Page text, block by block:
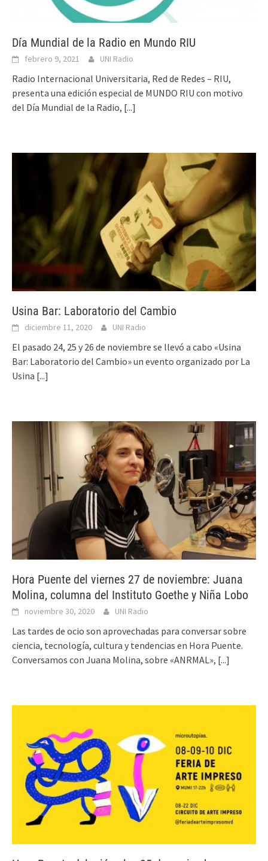
Día Mundial de la Radio en Mundo RIU
febrero 9, 2021 UNI Radio
Radio Internacional Universitaria, Red de Redes – RIU,
presenta una edición especial de MUNDO RIU con motivo
del Día Mundial de la Radio, [...]
Usina Bar: Laboratorio del Cambio
diciembre 11, 2020 UNI Radio
El pasado 24, 25 y 26 de noviembre se llevó a cabo «Usina
Bar: Laboratorio del Cambio» un evento organizado por La
Usina [...]
Hora Puente del viernes 27 de noviembre: Juana
Molina, columna del Instituto Goethe y Niña Lobo
noviembre 30, 2020 UNI Radio
Las tardes de ocio son aprovechadas para conversar sobre
ciencia, tecnología, cultura y tendencias en Hora Puente.
Conversamos con Juana Molina, sobre «ANRMAL», [...]